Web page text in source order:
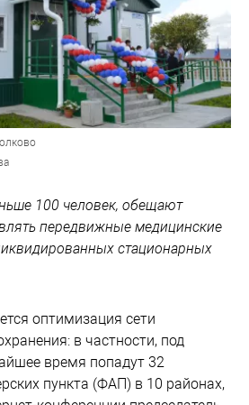
100 человек, обещают
передвижные медицинские
стационарных
оптимизация сети
в частности, под
время попадут 32
пункта (ФАП) в 10 районах,